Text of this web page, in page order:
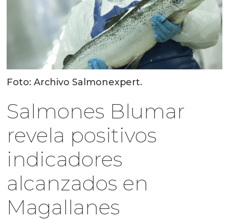
Foto: Archivo Salmonexpert.
Salmones Blumar
revela positivos
indicadores
alcanzados en
Magallanes